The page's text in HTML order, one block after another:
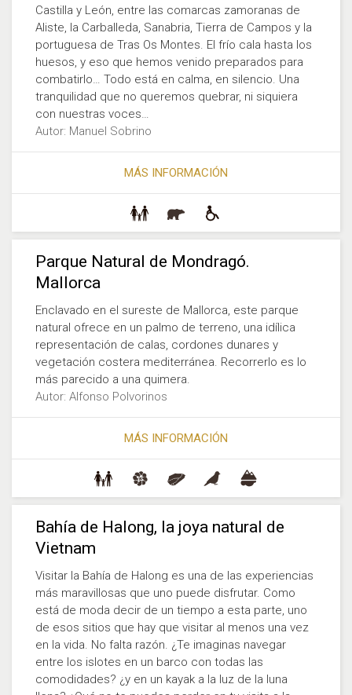
Castilla y León, entre las comarcas zamoranas de
Aliste, la Carballeda, Sanabria, Tierra de Campos y la
portuguesa de Tras Os Montes. El frío cala hasta los
huesos, y eso que hemos venido preparados para
combatirlo… Todo está en calma, en silencio. Una
tranquilidad que no queremos quebrar, ni siquiera
con nuestras voces…
Autor: Manuel Sobrino
MÁS INFORMACIÓN
Parque Natural de Mondragó.
Mallorca
Enclavado en el sureste de Mallorca, este parque
natural ofrece en un palmo de terreno, una idílica
representación de calas, cordones dunares y
vegetación costera mediterránea. Recorrerlo es lo
más parecido a una quimera.
Autor: Alfonso Polvorinos
MÁS INFORMACIÓN
Bahía de Halong, la joya natural de
Vietnam
Visitar la Bahía de Halong es una de las experiencias
más maravillosas que uno puede disfrutar. Como
está de moda decir de un tiempo a esta parte, uno
de esos sitios que hay que visitar al menos una vez
en la vida. No falta razón. ¿Te imaginas navegar
entre los islotes en un barco con todas las
comodidades? ¿y en un kayak a la luz de la luna